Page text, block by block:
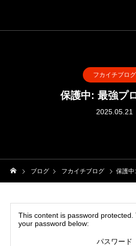
フカイチブログ
保護中: 最強プ
2025.05.21
ブログ フカイチブログ 保護中
This content is password protected.
your password below:
パスワード